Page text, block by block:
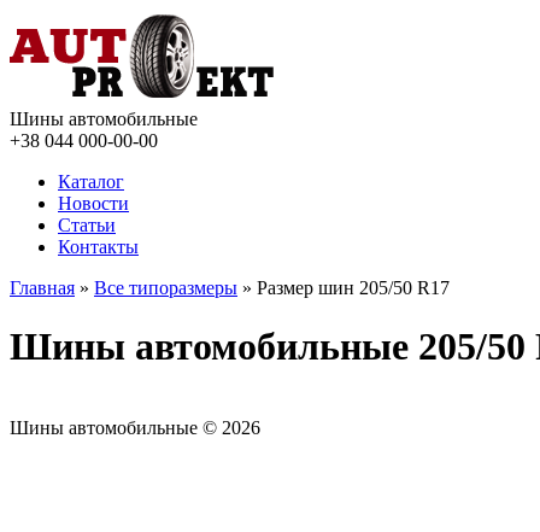
Шины автомобильные
+38 044 000-00-00
Каталог
Новости
Статьи
Контакты
Главная » Все типоразмеры » Размер шин 205/50 R17
Шины автомобильные 205/50
Шины автомобильные © 2026